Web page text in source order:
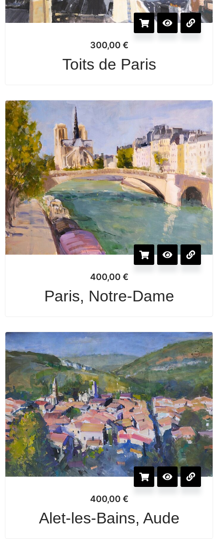
300,00 €
Toits de Paris
400,00 €
Paris, Notre-Dame
400,00 €
Alet-les-Bains, Aude